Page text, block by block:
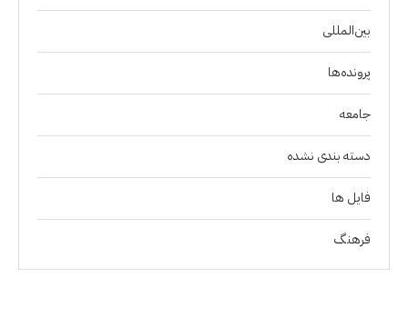
بین‌المللی
پرونده‌ها
جامعه
دسته بندی نشده
فايل ها
فرهنگ